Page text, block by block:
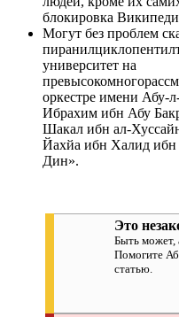
блокировка
Могут без проблем
университет на
оркестре имени
Ибрахим ибн Абу
Шакал ибн ал-
Йахйа ибн Халид
Дин».
Это
Быть может,
Помогите
статью.